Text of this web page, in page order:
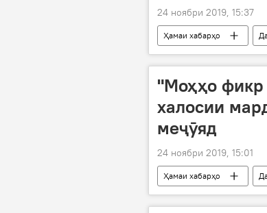
24 ноябри 2019, 15:37
Ҳамаи хабарҳо
Ростови лаби Дон
"Моҳҳо фикр
халосии
меҷӯяд
24 ноябри 2019, 15:01
Ҳамаи хабарҳо
мард